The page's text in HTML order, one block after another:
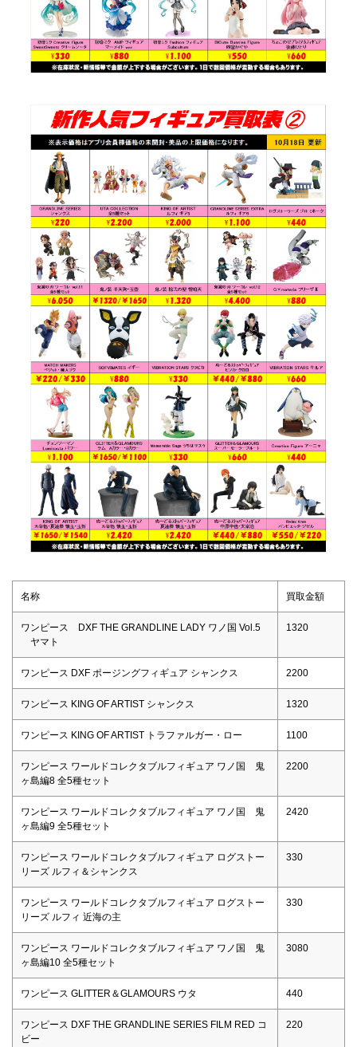
名称 買取金額
ワンピース DXF THE GRANDLINE LADY ワノ国 Vol.5
ヤマト
1320
ワンピース DXF ポージングフィギュア シャンクス 2200
ワンピース KING OF ARTIST シャンクス 1320
ワンピース KING OF ARTIST トラファルガー・ロー 1100
ワンピース ワールドコレクタブルフィギュア ワノ国 鬼
ヶ島編8 全5種セット
2200
ワンピース ワールドコレクタブルフィギュア ワノ国 鬼
ヶ島編9 全5種セット
2420
ワンピース ワールドコレクタブルフィギュア ログストー
リーズ ルフィ＆シャンクス
330
ワンピース ワールドコレクタブルフィギュア ログストー
リーズ ルフィ 近海の主
330
ワンピース ワールドコレクタブルフィギュア ワノ国 鬼
ヶ島編10 全5種セット
3080
ワンピース GLITTER＆GLAMOURS ウタ 440
ワンピース DXF THE GRANDLINE SERIES FILM RED コ
ビー
220